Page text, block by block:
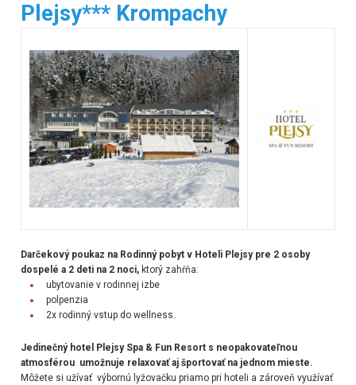
Plejsy*** Krompachy
Darčekový poukaz na Rodinný pobyt v Hoteli Plejsy pre 2 osoby
dospelé a 2 deti na 2 noci,ktorý zahŕňa:
ubytovanie v rodinnej izbe
polpenzia
2x rodinný vstup do wellness.
Jedinečný hotel Plejsy Spa & Fun Resort s neopakovateľnou
atmosférou umožnuje relaxovať aj športovať na jednom mieste.
Môžete si užívať výbornú lyžovačku priamo pri hoteli a zároveň využívať